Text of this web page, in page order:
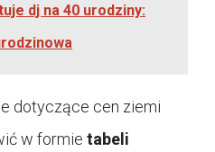
dj na 40 urodziny:
dotyczące cen ziemi
w formie tabeli